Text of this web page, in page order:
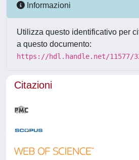
Informazioni
Utilizza questo identificativo per
a questo documento:
https://hdl.handle.net/11577/
Citazioni